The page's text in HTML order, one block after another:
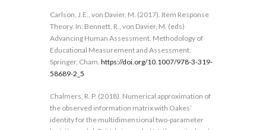
Carlson, J.E., von Davier, M. (2017). Item Response
Theory. In: Bennett, R., von Davier, M. (eds)
Advancing Human Assessment. Methodology of
Educational Measurement and Assessment.
Springer, Cham. https://doi.org/10.1007/978-3-319-
58689-2_5
Chalmers, R. P. (2018). Numerical approximation of
the observed information matrix with Oakes’
identity for the multidimensional two-parameter